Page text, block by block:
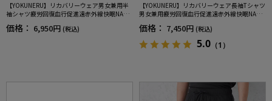
【YOKUNERU】リカバリーウェア男女兼用半
袖シャツ疲労回復血行促進遠赤外線快眠NANO
MIX(R)【一般医療機器】SS～LLサイズ
価格： 6,950円 (税込)
【YOKUNERU】リカバリーウェア長袖Tシャツ
男女兼用疲労回復血行促進遠赤外線快眠NANO
MIX(R)【一般医療機器】SS～LLサイズ
価格： 7,450円 (税込)
5.0 （1）